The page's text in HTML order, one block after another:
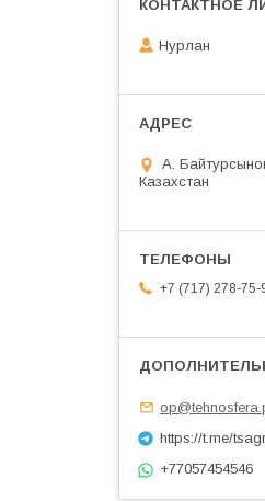
Нурлан
А.
Казахстан
+7 (717) 278-75-
https://t.me/
+77057454546